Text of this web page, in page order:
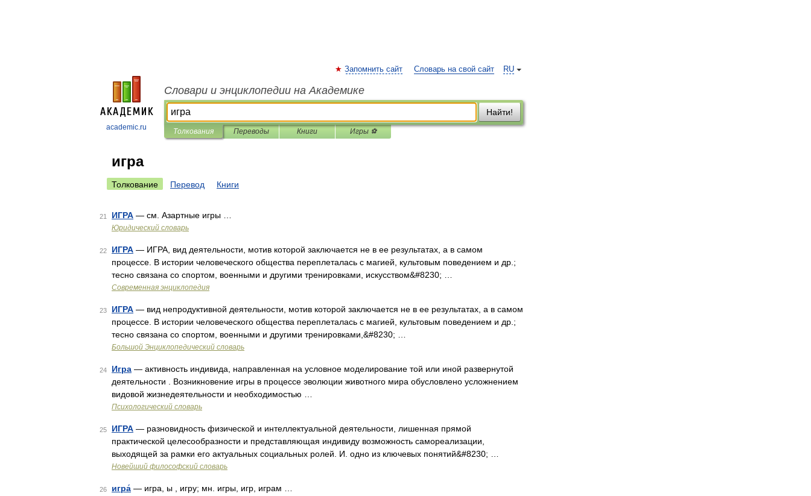
academic.ru
RU
Запомнить сайт Словарь на свой сайт
Словари и энциклопедии на Академике
Найти!
Толкования Переводы Книги Игры ⚽
игра
Толкование Перевод Книги
21 ИГРА — см. Азартные игры …
Юридический словарь
22 ИГРА — ИГРА, вид деятельности, мотив которой заключается не в ее результатах, а в самом
процессе. В истории человеческого общества переплеталась с магией, культовым поведением и др.;
тесно связана со спортом, военными и другими тренировками, искусством&#8230; …
Современная энциклопедия
23 ИГРА — вид непродуктивной деятельности, мотив которой заключается не в ее результатах, а в самом
процессе. В истории человеческого общества переплеталась с магией, культовым поведением и др.;
тесно связана со спортом, военными и другими тренировками,&#8230; …
Большой Энциклопедический словарь
24 Игра — активность индивида, направленная на условное моделирование той или иной развернутой
деятельности . Возникновение игры в процессе эволюции животного мира обусловлено усложнением
видовой жизнедеятельности и необходимостью …
Психологический словарь
25 ИГРА — разновидность физической и интеллектуальной деятельности, лишенная прямой
практической целесообразности и представляющая индивиду возможность самореализации,
выходящей за рамки его актуальных социальных ролей. И. одно из ключевых понятий&#8230; …
Новейший философский словарь
26 игра́ — игра, ы , игру; мн. игры, игр, играм …